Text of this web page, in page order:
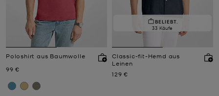
Poloshirt aus Baumwolle
Jetzt
99 €
BELIEBT.
33 Käufe
Classic-fit-Hemd aus
Leinen
Jetzt
129 €